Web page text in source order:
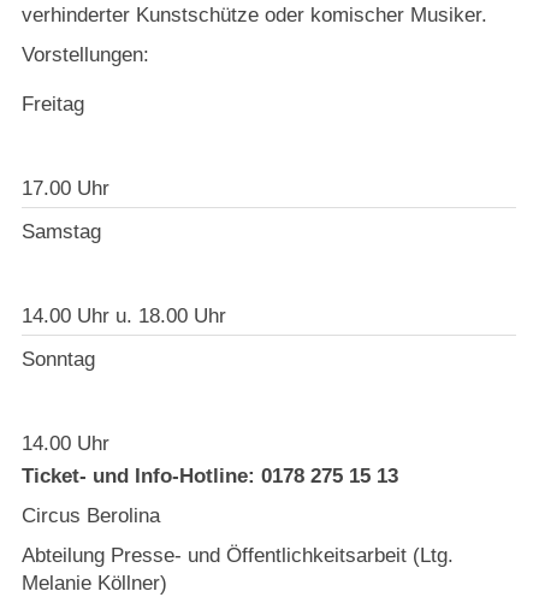
verhinderter Kunstschütze oder komischer Musiker.
Vorstellungen:
Freitag
17.00 Uhr
Samstag
14.00 Uhr u. 18.00 Uhr
Sonntag
14.00 Uhr
Ticket- und Info-Hotline: 0178 275 15 13
Circus Berolina
Abteilung Presse- und Öffentlichkeitsarbeit (Ltg.
Melanie Köllner)